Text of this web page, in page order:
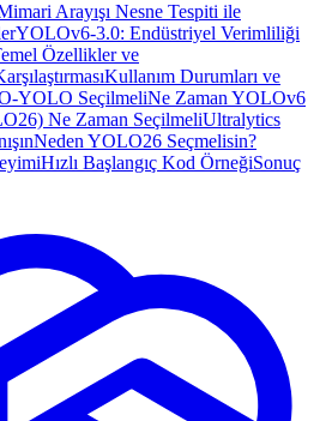
Arayışı Nesne Tespiti ile
YOLOv6-3.0: Endüstriyel Verimliliği
Özellikler ve
Kullanım Durumları ve
YOLO SeçilmeliNe Zaman YOLOv6
Ne Zaman SeçilmeliUltralytics
Neden YOLO26 Seçmelisin?
Hızlı Başlangıç Kod ÖrneğiSonuç